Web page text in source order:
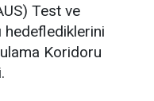
Test ve
hedeflediklerini
Koridoru